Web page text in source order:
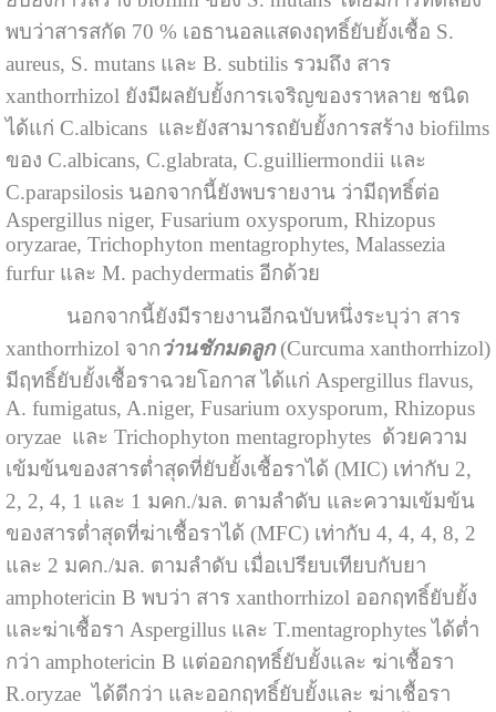
พบว่าสารสกัด 70 % เอธานอลแสดงฤทธิ์ยับยั้งเชื้อ S.
aureus, S. mutans และ B. subtilis รวมถึง สาร
xanthorrhizol ยังมีผลยับยั้งการเจริญของราหลาย ชนิด
ได้แก่ C.albicans และยังสามารถยับยั้งการสร้าง biofilms
ของ C.albicans, C.glabrata, C.guilliermondii และ
C.parapsilosis นอกจากนี้ยังพบรายงาน ว่ามีฤทธิ์ต่อ
Aspergillus niger, Fusarium oxysporum, Rhizopus
oryzarae, Trichophyton mentagrophytes, Malassezia
furfur และ M. pachydermatis อีกด้วย
นอกจากนี้ยังมีรายงานอีกฉบับหนึ่งระบุว่า สาร
xanthorrhizol จากว่านชักมดลูก(Curcuma xanthorrhizol)
มีฤทธิ์ยับยั้งเชื้อราฉวยโอกาส ได้แก่ Aspergillus flavus,
A. fumigatus, A.niger, Fusarium oxysporum, Rhizopus
oryzae และ Trichophyton mentagrophytes ด้วยความ
เข้มข้นของสารต่ำสุดที่ยับยั้งเชื้อราได้ (MIC) เท่ากับ 2,
2, 2, 4, 1 และ 1 มคก./มล. ตามลำดับ และความเข้มข้น
ของสารต่ำสุดที่ฆ่าเชื้อราได้ (MFC) เท่ากับ 4, 4, 4, 8, 2
และ 2 มคก./มล. ตามลำดับ เมื่อเปรียบเทียบกับยา
amphotericin B พบว่า สาร xanthorrhizol ออกฤทธิ์ยับยั้ง
และฆ่าเชื้อรา Aspergillus และ T.mentagrophytes ได้ต่ำ
กว่า amphotericin B แต่ออกฤทธิ์ยับยั้งและ ฆ่าเชื้อรา
R.oryzae ได้ดีกว่า และออกฤทธิ์ยับยั้งและ ฆ่าเชื้อรา